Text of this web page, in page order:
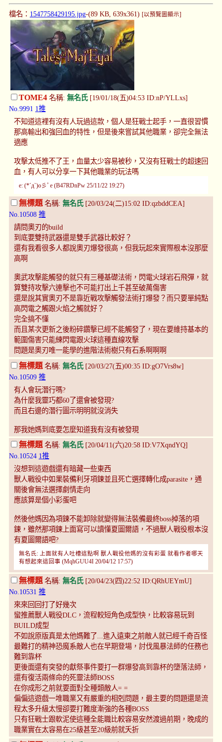
檔名： 1547758429195.jpg-(89 KB, 639x361) [以預覽圖顯示]
TOME4 名稱: 無名氏[19/01/18(五)04:53 ID:nP/YLLxs]
No.9991 1推
不知道這裡有沒有人玩過這款，個人是狂戰士起手，一直很習慣
那高輸出和強回血的特性，但是後來嘗試其他職業，卻完全無法
適應
攻擊太低推不了王，血量太少容易被秒，又沒有狂戰士的超速回
血，有人可以分享一下其他職業的玩法嗎
e: (*´д`)o彡ﾟe (B47RDnPw 25/11/22 19:27)
無標題名稱: 無名氏[20/03/24(二)15:02 ID:qzbddCEA]
No.10508 推
請問奧刃的build
到底要雙持武器還是雙手武器比較好？
還有我看很多人都說奧刃爆發很高，但我玩起來實際根本沒那麼
高啊
奧武攻擊能觸發的就只有三種基礎法術，閃電火球岩石飛彈，就
算雙持攻擊六連擊也不可能打出上千甚至破萬傷害
還是說其實奧刃不是靠近戰攻擊觸發法術打爆發？而只要單純點
高閃電之觸跟火焰之觸就好？
完全搞不懂
而且某次更新之後粉碎鑽擊已經不能觸發了，現在要維持基本的
範圍傷害只能練閃電跟火球這種直線攻擊
問題是奧刃唯一能學的進階法術樹只有石系啊啊啊
無標題 名稱: 無名氏[20/03/27(五)00:35 ID:gO7Vrs8w]
No.10509 推
有人會玩潛行嗎?
為什麼我靈巧都60了還會被發現?
而且右邊的潛行圖示明明就沒消失
那我她媽到底要怎麼知道我有沒有被發現
無標題 名稱: 無名氏[20/04/11(六)20:58 ID:V7XqndYQ]
No.10524 1推
沒想到這遊戲還有暗藏一些東西
獸人戰役中如果裝備利牙項鍊並且死亡選擇轉化成parasite，通
關後會無法選擇劇情走向
應該算是個小彩蛋吧
然後他媽因為項鍊不能卸除就變得無法裝備最終boss掉落的項
鍊，雖然那項鍊上面寫可以讀懂夏圖爾語，不過獸人戰役根本沒
有夏圖爾語吧?
無名氏: 上面就有人吐槽這點啊 獸人戰役他媽的沒有彩蛋 就看作者哪天
有想起來這回事 (MqhGUU4I 20/04/12 17:57)
無標題名稱: 無名氏[20/04/23(四)22:52 ID:QRhUEYmU]
No.10531 推
來來回回打了好幾次
蠻推薦獸人戰役DLC，流程較短角色成型快，比較容易玩到
BUILD成型
不如說原版真是太他媽難了...進入遠東之前敵人就已經千奇百怪
最難打的精神恐魔系敵人也在早期登場，討伐風暴法師的任務也
難到靠杯
更後面還有突發的獻祭事件要打一群爆發高到靠杯的墮落法師，
還有復活兩條命的死靈法師BOSS
在你成形之前就要面對全種類敵人= =
偏偏這遊戲一堆職業又有嚴重的相剋問題，最主要的問題還是流
程太多升級太慢卻要打難度漸強的各種BOSS
只有狂戰士跟軟泥使這種全能職比較容易安然渡過前期，晚成的
職業實在太容易在25級甚至20級前就夭折